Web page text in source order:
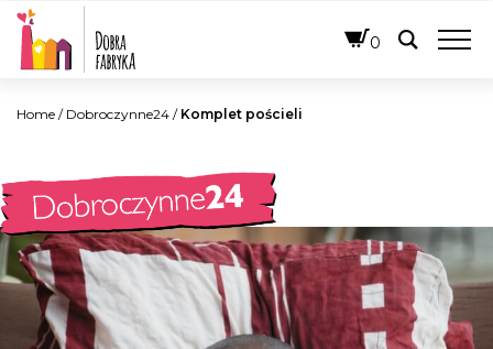
0
Home / Dobroczynne24 / Komplet pościeli